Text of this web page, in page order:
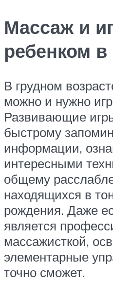
Массаж и
ребенком
В грудном
можно и нужно
Развивающие
быстрому
информации,
интересными
общему
находящихся в
рождения. Даже
является
массажисткой,
элементарные
точно сможет.